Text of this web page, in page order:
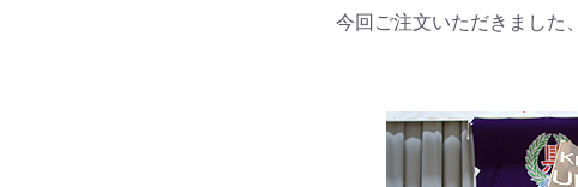
今回ご注文いただきました